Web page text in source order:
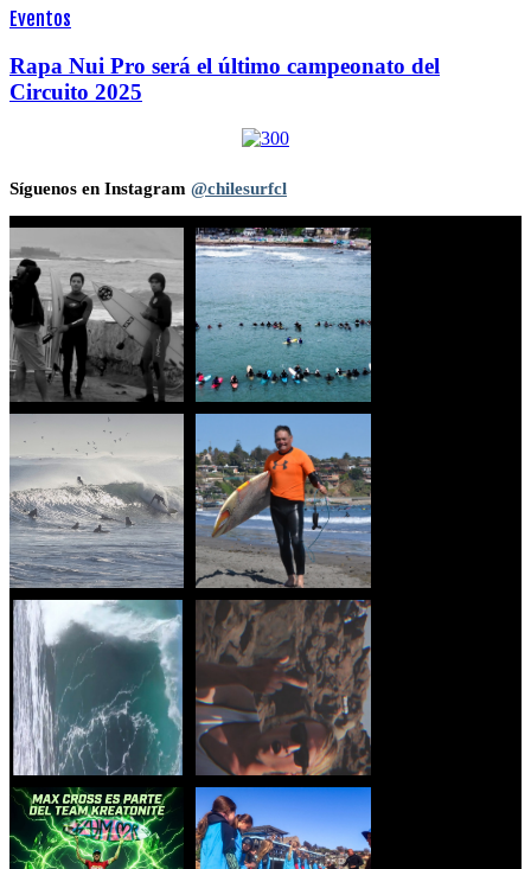
Eventos
Rapa Nui Pro será el último campeonato del
Circuito 2025
Síguenos en Instagram @chilesurfcl